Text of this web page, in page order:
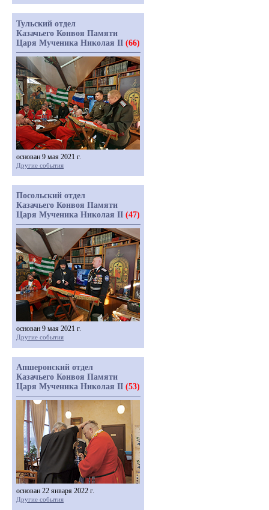
Тульский отдел
Казачьего Конвоя Памяти
Царя Мученика Николая II (66)
основан 9 мая 2021 г.
Другие события
Посольский отдел
Казачьего Конвоя Памяти
Царя Мученика Николая II (47)
основан 9 мая 2021 г.
Другие события
Апшеронский отдел
Казачьего Конвоя Памяти
Царя Мученика Николая II (53)
основан 22 января 2022 г.
Другие события